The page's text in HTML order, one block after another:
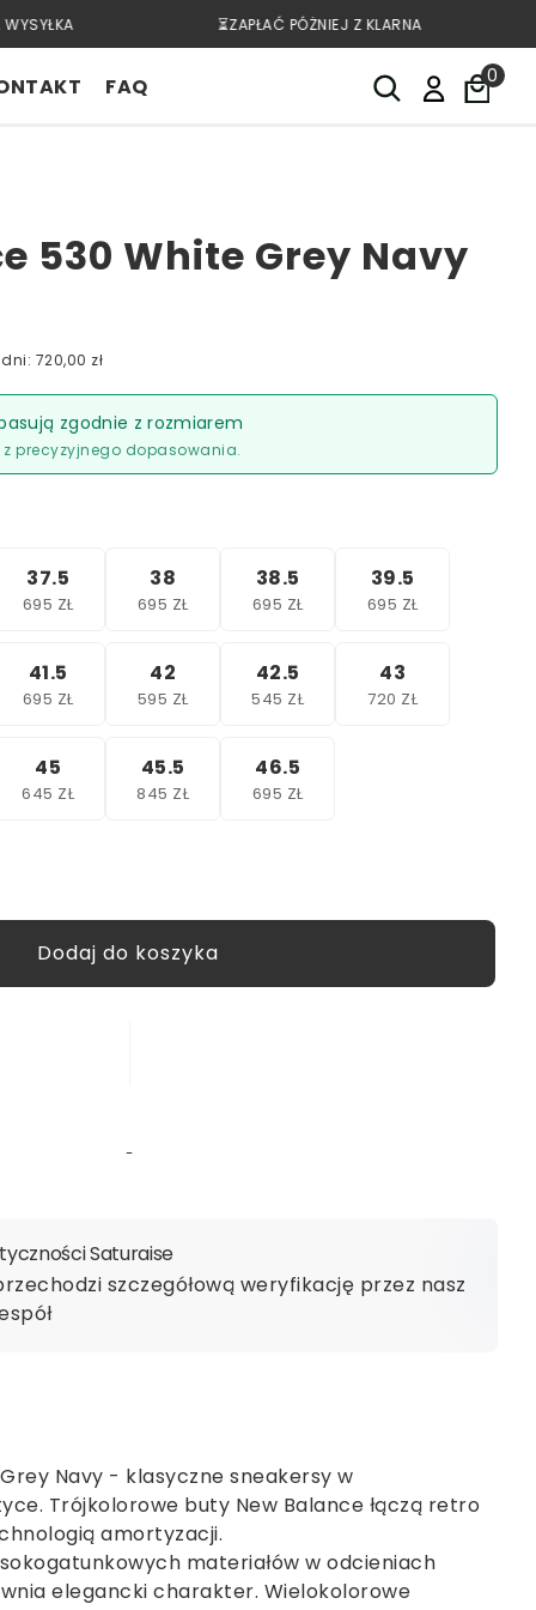
⏳ZAPŁAĆ PÓŻNIEJ Z KLARNA
FAQ 0
530 White Grey Navy
720,00 zł
zgodnie z rozmiarem
precyzyjnego dopasowania.
37.5
695 ZŁ
38
695 ZŁ
38.5
695 ZŁ
39.5
695 ZŁ
41.5
695 ZŁ
42
595 ZŁ
42.5
545 ZŁ
43
720 ZŁ
45
645 ZŁ
45.5
845 ZŁ
46.5
695 ZŁ
Saturaise
szczegółową weryfikację przez nasz
Navy - klasyczne sneakersy w
Trójkolorowe buty New Balance łączą retro
amortyzacji.
materiałów w odcieniach
elegancki charakter. Wielokolorowe